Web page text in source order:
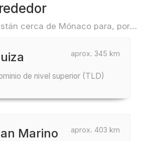
¿Qué países están cerca de Mónaco para, por ejemplo, viajar o volar?
aprox. 345 km
de nivel superior (TLD)
aprox. 403 km
Marino